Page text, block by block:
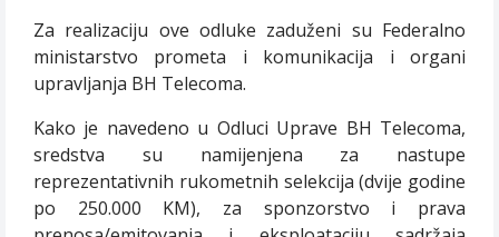
Za realizaciju ove odluke zaduženi su Federalno
ministarstvo prometa i komunikacija i organi
upravljanja BH Telecoma.
Kako je navedeno u Odluci Uprave BH Telecoma,
sredstva su namijenjena za nastupe
reprezentativnih rukometnih selekcija (dvije godine
po 250.000 KM), za sponzorstvo i prava